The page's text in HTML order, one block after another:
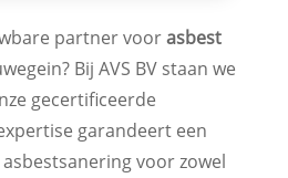
partner voorasbest
Bij AVS BV staan we
gecertificeerde
garandeert een
voor zowel